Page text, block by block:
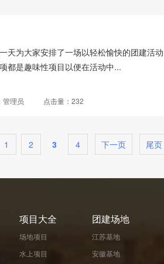
天为大家安排了一场以轻松愉快的团建活动
都是趣味性项目以便在活动中...
管理员 点击量：232
1 2 3 4 下一页 尾页
项目大全
场地项目
水上项目
团建场地
江苏基地
安徽基地